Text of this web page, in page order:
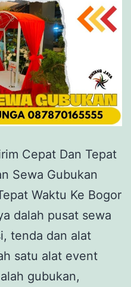
Cepat Dan Tepat
Sewa Gubukan
Waktu Ke Bogor
dalah pusat sewa
tenda dan alat
satu alat event
gubukan,